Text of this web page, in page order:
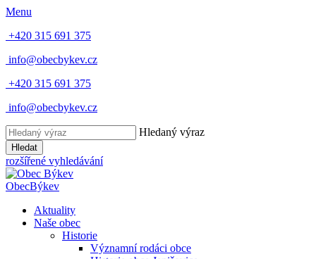
Menu
+420 315 691 375
info@obecbykev.cz
+420 315 691 375
info@obecbykev.cz
Hledaný výraz
Hledat
rozšířené vyhledávání
ObecBýkev
Aktuality
Naše obec
Historie
Významní rodáci obce